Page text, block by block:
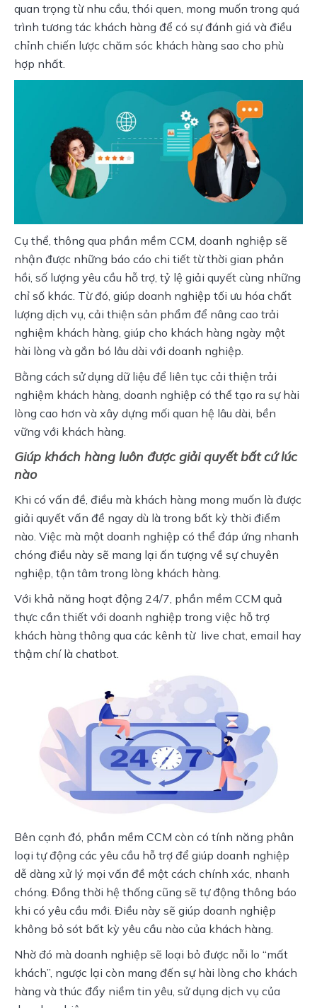
quan trọng từ nhu cầu, thói quen, mong muốn trong quá
trình tương tác khách hàng để có sự đánh giá và điều
chỉnh chiến lược chăm sóc khách hàng sao cho phù
hợp nhất.
Cụ thể, thông qua phần mềm CCM, doanh nghiệp sẽ
nhận được những báo cáo chi tiết từ thời gian phản
hồi, số lượng yêu cầu hỗ trợ, tỷ lệ giải quyết cùng những
chỉ số khác. Từ đó, giúp doanh nghiệp tối ưu hóa chất
lượng dịch vụ, cải thiện sản phẩm để nâng cao trải
nghiệm khách hàng, giúp cho khách hàng ngày một
hài lòng và gắn bó lâu dài với doanh nghiệp.
Bằng cách sử dụng dữ liệu để liên tục cải thiện trải
nghiệm khách hàng, doanh nghiệp có thể tạo ra sự hài
lòng cao hơn và xây dựng mối quan hệ lâu dài, bền
vững với khách hàng.
Giúp khách hàng luôn được giải quyết bất cứ lúc
nào
Khi có vấn đề, điều mà khách hàng mong muốn là được
giải quyết vấn đề ngay dù là trong bất kỳ thời điểm
nào. Việc mà một doanh nghiệp có thể đáp ứng nhanh
chóng điều này sẽ mang lại ấn tượng về sự chuyên
nghiệp, tận tâm trong lòng khách hàng.
Với khả năng hoạt động 24/7, phần mềm CCM quả
thực cần thiết với doanh nghiệp trong việc hỗ trợ
khách hàng thông qua các kênh từ  live chat, email hay
thậm chí là chatbot.
Bên cạnh đó, phần mềm CCM còn có tính năng phân
loại tự động các yêu cầu hỗ trợ để giúp doanh nghiệp
dễ dàng xử lý mọi vấn đề một cách chính xác, nhanh
chóng. Đồng thời hệ thống cũng sẽ tự động thông báo
khi có yêu cầu mới. Điều này sẽ giúp doanh nghiệp
không bỏ sót bất kỳ yêu cầu nào của khách hàng.
Nhờ đó mà doanh nghiệp sẽ loại bỏ được nỗi lo “mất
khách”, ngược lại còn mang đến sự hài lòng cho khách
hàng và thúc đẩy niềm tin yêu, sử dụng dịch vụ của